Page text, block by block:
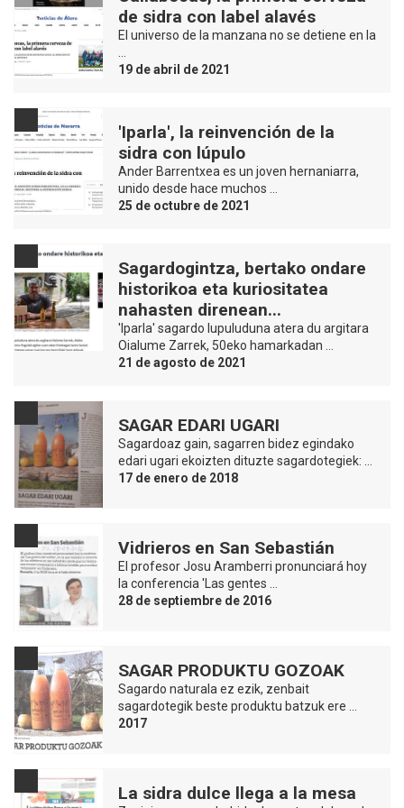
de sidra con label alavés
El universo de la manzana no se detiene en la
19 de abril de 2021
'Iparla', la reinvención de la
sidra con lúpulo
Ander Barrentxea es un joven hernaniarra,
unido desde hace muchos …
25 de octubre de 2021
Sagardogintza, bertako ondare
historikoa eta kuriositatea
nahasten direnean...
'Iparla' sagardo lupuluduna atera du argitara
Oialume Zarrek, 50eko hamarkadan …
21 de agosto de 2021
SAGAR EDARI UGARI
Sagardoaz gain, sagarren bidez egindako
edari ugari ekoizten dituzte sagardotegiek: …
17 de enero de 2018
Vidrieros en San Sebastián
El profesor Josu Aramberri pronunciará hoy
la conferencia 'Las gentes …
28 de septiembre de 2016
SAGAR PRODUKTU GOZOAK
Sagardo naturala ez ezik, zenbait
sagardotegik beste produktu batzuk ere …
2017
La sidra dulce llega a la mesa